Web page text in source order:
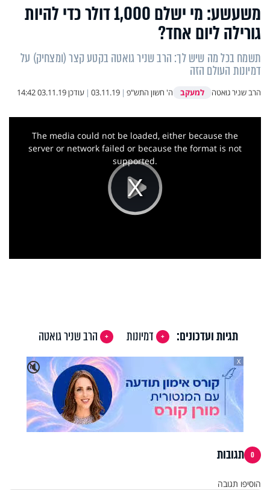
משעשע: מי ישלם 1,000 דולר כדי להיות
גורילה ליום אחד?
תשמח בכל מה שיש לך: הרב שניר גואטה בקטע קצר (ומצחיק) על
דמיונות העולם הזה
הרב שניר גואטה למעקב ה' חשון התש"פ |
03.11.19
| עודכן03.11.19 14:42
Play
This
The media could not be loaded, either because the
server or network failed or because the format is not
supported.
תגיות ועדכונים: דמיונות
הרב שניר גואטה
🔇
X
0 תגובות
הוסיפו תגובה